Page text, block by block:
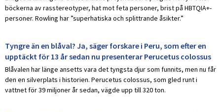
böckerna av rasstereotyper, hat mot feta personer, brist på HBTQIA+-
personer. Rowling har ”superhatiska och splittrande åsikter.”
Tyngre än en blåval? Ja, säger forskare i Peru, som efter en
upptäckt för 13 år sedan nu presenterar Perucetus colossus
Blåvalen har länge ansetts vara det tyngsta djur som funnits, men nu får
den en silverplats i historien. Perucetus colossus, som gled runt i
vattnet för 39 miljoner år sedan, vägde upp till 320 ton.